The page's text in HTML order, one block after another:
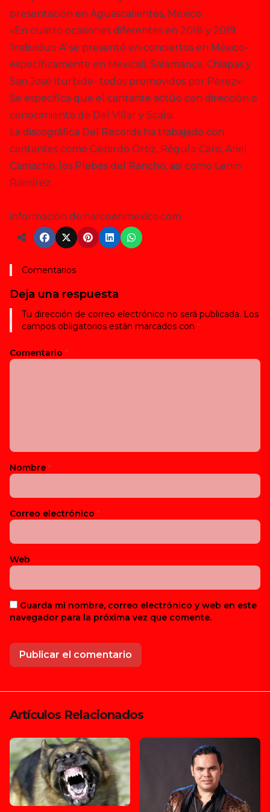
presentación en Aguascalientes, México.
«En cuatro ocasiones diferentes en 2018 y 2019
‘Individuo A’ se presentó en conciertos en México-
específicamente en Mexicali, Salamanca, Chiapas y
San José Iturbide- todos promovidos por Pérez»-
Se especifica que el cantante actúo con dirección o
conocimiento de Del Villar y Scalsi.
La discográfica Del Records ha trabajado con
cantantes como Gerardo Ortiz, Régulo Caro, Ariel
Camacho, los Plebes del Rancho, así como Lenin
Ramírez.
información de:narcoenmexico.com
Comentarios
Deja una respuesta
Tu dirección de correo electrónico no será publicada. Los
campos obligatorios están marcados con *
Comentario *
Nombre *
Correo electrónico *
Web
Guarda mi nombre, correo electrónico y web en este
navegador para la próxima vez que comente.
Artículos Relacionados